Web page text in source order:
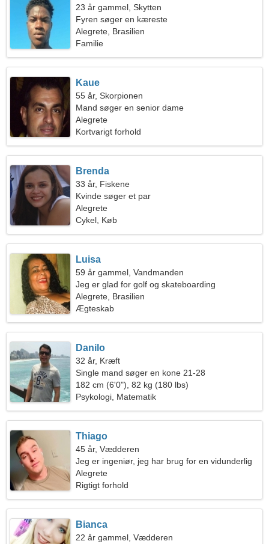
23 år gammel, Skytten
Fyren søger en kæreste
Alegrete, Brasilien
Familie
Kaue
55 år, Skorpionen
Mand søger en senior dame
Alegrete
Kortvarigt forhold
Brenda
33 år, Fiskene
Kvinde søger et par
Alegrete
Cykel, Køb
Luisa
59 år gammel, Vandmanden
Jeg er glad for golf og skateboarding
Alegrete, Brasilien
Ægteskab
Danilo
32 år, Kræft
Single mand søger en kone 21-28
182 cm (6'0"), 82 kg (180 lbs)
Psykologi, Matematik
Thiago
45 år, Vædderen
Jeg er ingeniør, jeg har brug for en vidunderlig
kvinde
Alegrete
Rigtigt forhold
Bianca
22 år gammel, Vædderen